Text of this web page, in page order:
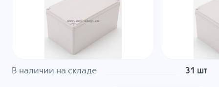
В наличии на складе 31 шт